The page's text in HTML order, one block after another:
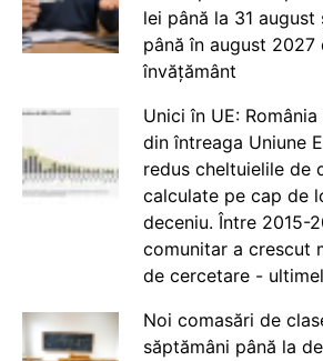
lei până la 31
până în august 2027
învățământ
Unici în UE:
din întreaga Uniune
redus cheltuielile de
calculate pe cap de
deceniu. Între 2015-
comunitar a crescut
de cercetare -
Noi comasări de
săptămâni până la